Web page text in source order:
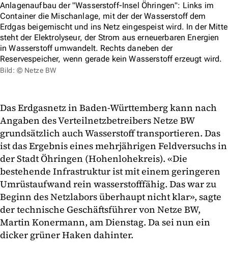
Anlagenaufbau der "Wasserstoff-Insel Öhringen": Links im
Container die Mischanlage, mit der der Wasserstoff dem
Erdgas beigemischt und ins Netz eingespeist wird. In der Mitte
steht der Elektrolyseur, der Strom aus erneuerbaren Energien
in Wasserstoff umwandelt. Rechts daneben der
Reservespeicher, wenn gerade kein Wasserstoff erzeugt wird.
Bild: © Netze BW
Das Erdgasnetz in Baden-Württemberg kann nach
Angaben des Verteilnetzbetreibers Netze BW
grundsätzlich auch Wasserstoff transportieren. Das
ist das Ergebnis eines mehrjährigen Feldversuchs in
der Stadt Öhringen (Hohenlohekreis). «Die
bestehende Infrastruktur ist mit einem geringeren
Umrüstaufwand rein wasserstofffähig. Das war zu
Beginn des Netzlabors überhaupt nicht klar», sagte
der technische Geschäftsführer von Netze BW,
Martin Konermann, am Dienstag. Da sei nun ein
dicker grüner Haken dahinter.